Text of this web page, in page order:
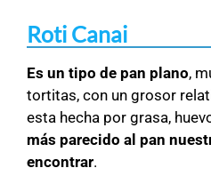
Roti Canai
Es un tipo de pan plano,
tortitas, con un grosor
esta hecha por grasa,
más parecido al pan
encontrar.